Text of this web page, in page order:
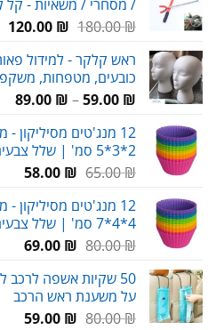
90.00 ₪.
₪.
/ מסחרי / משאיות - קל
180.00₪
המחיר
היה:
180.00 ₪.
120.00 ₪
ראש קלקר - למידול
כובעים, מטפחות,
59.00 ₪
–
89.00 ₪
טווח
עד
12 מנג'טים מסיליקון
2*3*5 סמ' | שלל צבעים
65.00₪
המחיר
היה:
65.00 ₪.
58.00 ₪
הוא:
₪.
12 מנג'טים מסיליקון
4*4*7 סמ' | שלל צבעים
80.00₪
המחיר
היה:
80.00 ₪.
69.00 ₪
הוא:
69.00 ₪.
50 שקיות אשפה
על משענת ראש הרכב
80.00₪
המחיר59.00 ₪